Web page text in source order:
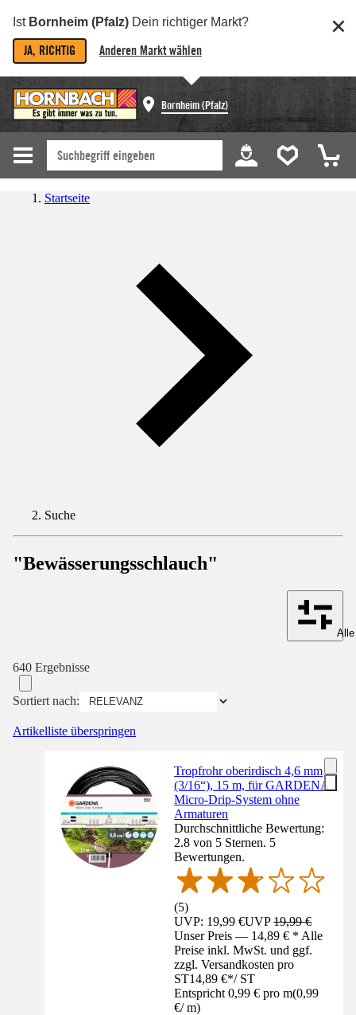
Ist Bornheim (Pfalz) Dein richtiger Markt?
JA, RICHTIG Anderen Markt wählen
Bornheim (Pfalz)
Startseite
Suche
"Bewässerungsschlauch"
640 Ergebnisse
Sortiert nach:
Artikelliste überspringen
Tropfrohr oberirdisch 4,6 mm
(3/16“), 15 m, für GARDENA
Micro-Drip-System ohne
Armaturen
Durchschnittliche Bewertung:
2.8 von 5 Sternen. 5
Bewertungen.
(5)
UVP: 19,99 €UVP19,99 €
Unser Preis — 14,89 € * Alle
Preise inkl. MwSt. und ggf.
zzgl. Versandkosten pro
ST14,89 €*/ ST
Entspricht 0,99 € pro m(0,99
€/ m)